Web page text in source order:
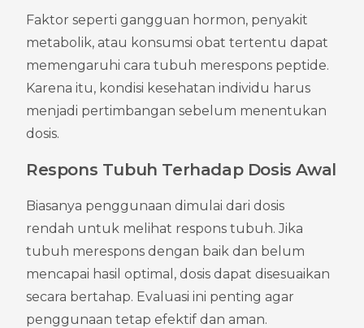
Faktor seperti gangguan hormon, penyakit
metabolik, atau konsumsi obat tertentu dapat
memengaruhi cara tubuh merespons peptide.
Karena itu, kondisi kesehatan individu harus
menjadi pertimbangan sebelum menentukan
dosis.
Respons Tubuh Terhadap Dosis Awal
Biasanya penggunaan dimulai dari dosis
rendah untuk melihat respons tubuh. Jika
tubuh merespons dengan baik dan belum
mencapai hasil optimal, dosis dapat disesuaikan
secara bertahap. Evaluasi ini penting agar
penggunaan tetap efektif dan aman.